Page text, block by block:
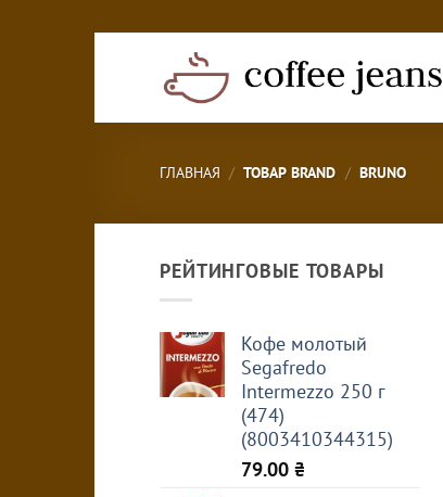
ГЛАВНАЯ / ТОВАР BRAND / BRUNO
РЕЙТИНГОВЫЕ ТОВАРЫ
Кофе молотый
Segafredo
Intermezzo 250 г
(474)
(8003410344315)
79.00 ₴